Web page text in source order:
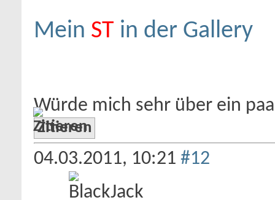
Mein ST in der Gallery
Würde mich sehr über ein
Zitieren
04.03.2011, 10:21 #12